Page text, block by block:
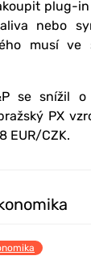
plug-
nebo
musí ve
se snížil o
PX
EUR/CZK.